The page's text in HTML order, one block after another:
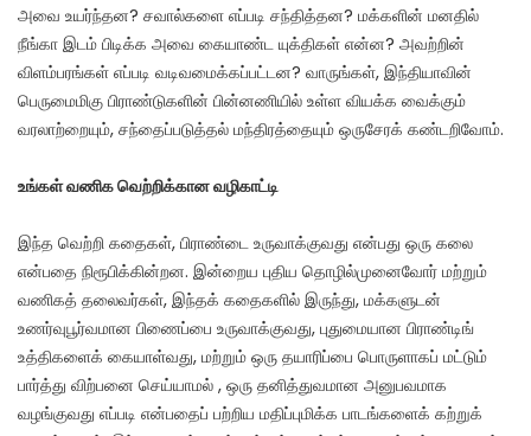
அவை உயர்ந்தன? சவால்களை எப்படி சந்தித்தன? மக்களின் மனதில்
நீங்கா இடம் பிடிக்க அவை கையாண்ட யுக்திகள் என்ன? அவற்றின்
விளம்பரங்கள் எப்படி வடிவமைக்கப்பட்டன? வாருங்கள், இந்தியாவின்
பெருமைமிகு பிராண்டுகளின் பின்னணியில் உள்ள வியக்க வைக்கும்
வரலாற்றையும், சந்தைப்படுத்தல் மந்திரத்தையும் ஒருசேரக் கண்டறிவோம்.
உங்கள் வணிக வெற்றிக்கான வழிகாட்டி
இந்த வெற்றி கதைகள், பிராண்டை உருவாக்குவது என்பது ஒரு கலை
என்பதை நிரூபிக்கின்றன. இன்றைய புதிய தொழில்முனைவோர் மற்றும்
வணிகத் தலைவர்கள், இந்தக் கதைகளில் இருந்து, மக்களுடன்
உணர்வுபூர்வமான பிணைப்பை உருவாக்குவது, புதுமையான பிராண்டிங்
உத்திகளைக் கையாள்வது, மற்றும் ஒரு தயாரிப்பை பொருளாகப் மட்டும்
பார்த்து விற்பனை செய்யாமல் , ஒரு தனித்துவமான அனுபவமாக
வழங்குவது எப்படி என்பதைப் பற்றிய மதிப்புமிக்க பாடங்களைக் கற்றுக்